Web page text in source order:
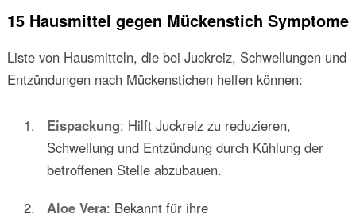
15 Hausmittel gegen Mückenstich Symptome
Liste von Hausmitteln, die bei Juckreiz, Schwellungen und
Entzündungen nach Mückenstichen helfen können:
Eispackung: Hilft Juckreiz zu reduzieren,
Schwellung und Entzündung durch Kühlung der
betroffenen Stelle abzubauen.
Aloe Vera: Bekannt für ihre